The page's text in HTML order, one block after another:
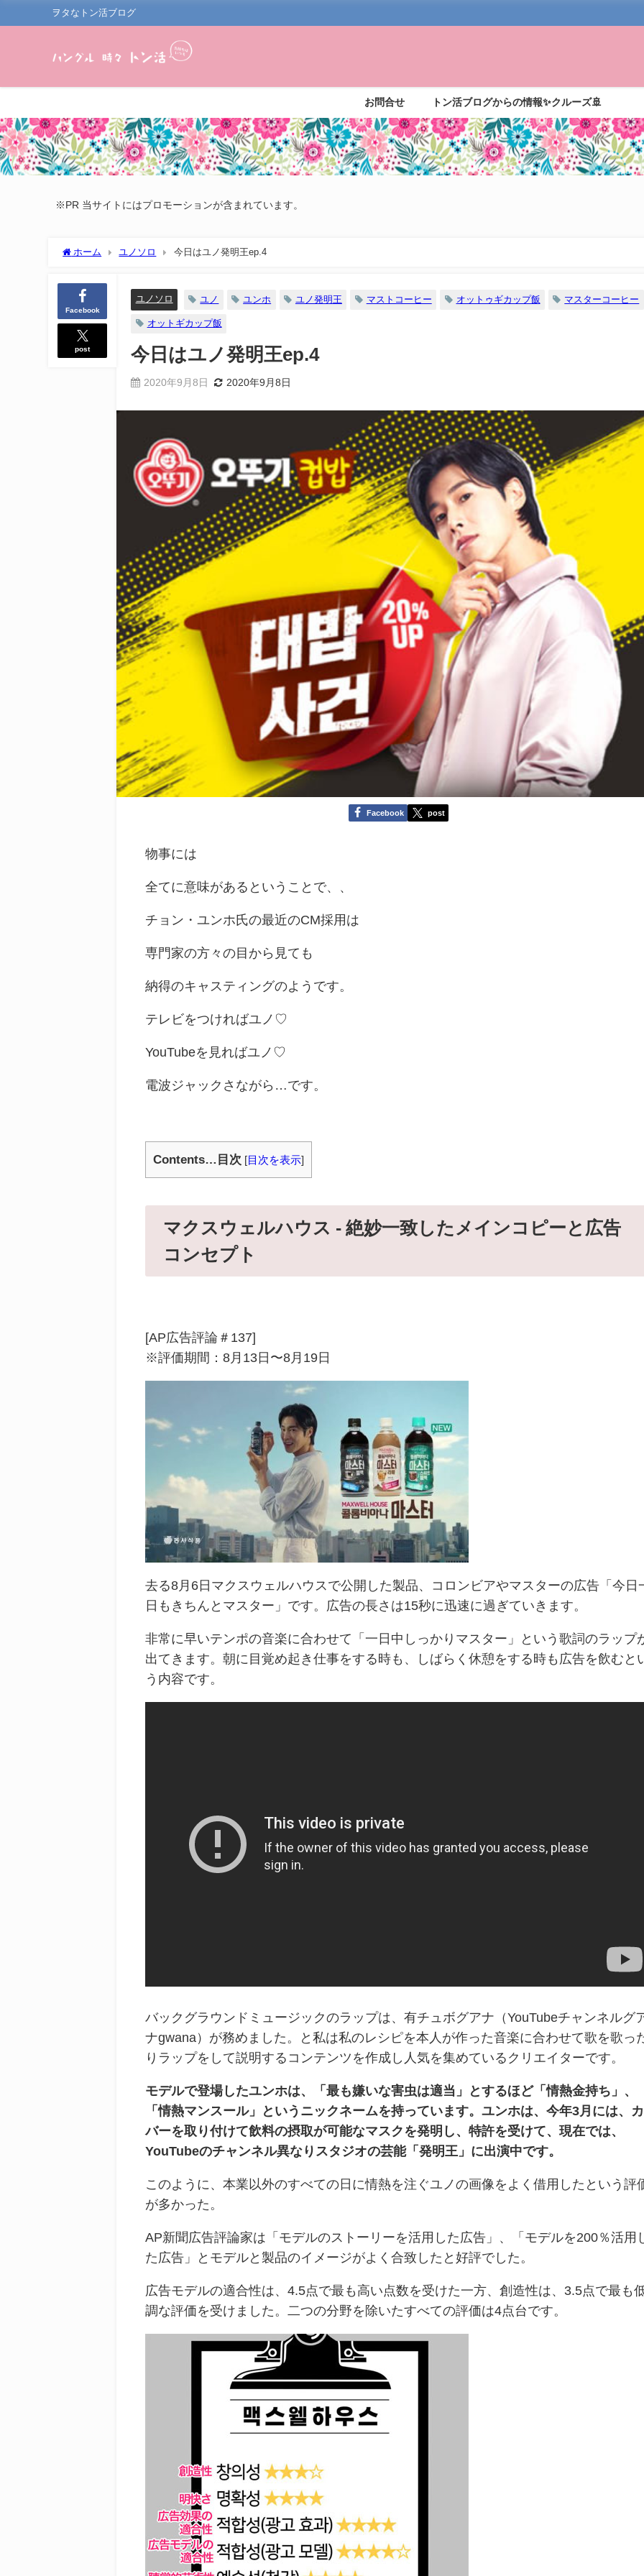
ヲタなトン活ブログ
お問合せ トン活ブログからの情報✨クルーズ🚢
※PR 当サイトにはプロモーションが含まれています。
ホーム ユノソロ 今日はユノ発明王ep.4
Facebook
post
ユノソロ ユノ ユンホ ユノ発明王 マストコーヒー オットゥギカップ飯 マスターコーヒー
オットギカップ飯
今日はユノ発明王ep.4
2020年9月8日 2020年9月8日
Facebook post
物事には
全てに意味があるということで、、
チョン・ユンホ氏の最近のCM採用は
専門家の方々の目から見ても
納得のキャスティングのようです。
テレビをつければユノ♡
YouTubeを見ればユノ♡
電波ジャックさながら…です。
Contents…目次 [ 目次を表示]
マクスウェルハウス - 絶妙一致したメインコピーと広告
コンセプト
[AP広告評論＃137]
※評価期間：8月13日〜8月19日
去る8月6日マクスウェルハウスで公開した製品、コロンビアやマスターの広告「今日
日もきちんとマスター」です。広告の長さは15秒に迅速に過ぎていきます。
非常に早いテンポの音楽に合わせて「一日中しっかりマスター」という歌詞のラップ
出てきます。朝に目覚め起き仕事をする時も、しばらく休憩をする時も広告を飲むと
う内容です。
バックグラウンドミュージックのラップは、有チュボグアナ（YouTubeチャンネルグ
ナgwana）が務めました。と私は私のレシピを本人が作った音楽に合わせて歌を歌っ
りラップをして説明するコンテンツを作成し人気を集めているクリエイターです。
モデルで登場したユンホは、「最も嫌いな害虫は適当」とするほど「情熱金持ち」、
「情熱マンスール」というニックネームを持っています。ユンホは、今年3月には、カ
バーを取り付けて飲料の摂取が可能なマスクを発明し、特許を受けて、現在では、
YouTubeのチャンネル異なりスタジオの芸能「発明王」に出演中です。
このように、本業以外のすべての日に情熱を注ぐユノの画像をよく借用したという評
が多かった。
AP新聞広告評論家は「モデルのストーリーを活用した広告」、「モデルを200％活用
た広告」とモデルと製品のイメージがよく合致したと好評でした。
広告モデルの適合性は、4.5点で最も高い点数を受けた一方、創造性は、3.5点で最も
調な評価を受けました。二つの分野を除いたすべての評価は4点台です。